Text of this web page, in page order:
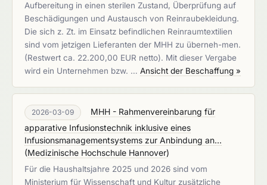
Aufbereitung in einen sterilen Zustand, Überprüfung auf
Beschädigungen und Austausch von Reinraubekleidung.
Die sich z. Zt. im Einsatz befindlichen Reinraumtextilien
sind vom jetzigen Lieferanten der MHH zu überneh-men.
(Restwert ca. 22.200,00 EUR netto). Mit dieser Vergabe
wird ein Unternehmen bzw. … Ansicht der Beschaffung »
2026-03-09
MHH - Rahmenvereinbarung für
apparative Infusionstechnik inklusive eines
Infusionsmanagementsystems zur Anbindung an...
(Medizinische Hochschule Hannover)
Für die Haushaltsjahre 2025 und 2026 sind vom
Ministerium für Wissenschaft und Kultur zusätzliche